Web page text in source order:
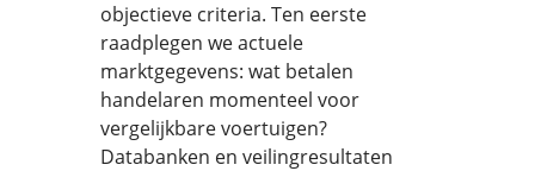
objectieve criteria. Ten eerste
raadplegen we actuele
marktgegevens: wat betalen
handelaren momenteel voor
vergelijkbare voertuigen?
Databanken en veilingresultaten